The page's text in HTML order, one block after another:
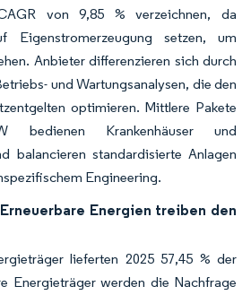
von 9,85 % verzeichnen, da
Eigenstromerzeugung setzen, um
Anbieter differenzieren sich durch
und Wartungsanalysen, die den
optimieren. Mittlere Pakete
bedienen Krankenhäuser und
balancieren standardisierte Anlagen
Engineering.
Energien treiben den
lieferten 2025 57,45 % der
Energieträger werden die Nachfrage